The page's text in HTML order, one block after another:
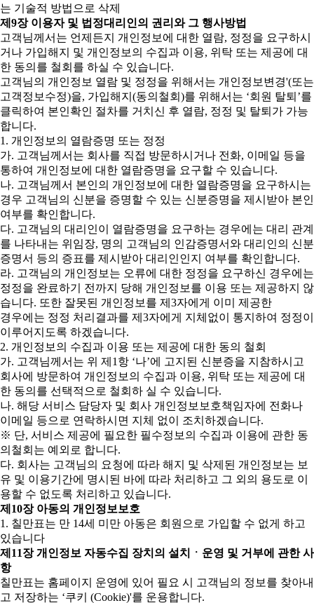
는 기술적 방법으로 삭제
제9장 이용자 및 법정대리인의 권리와 그 행사방법
고객님께서는 언제든지 개인정보에 대한 열람, 정정을 요구하시
거나 가입해지 및 개인정보의 수집과 이용, 위탁 또는 제공에 대
한 동의를 철회를 하실 수 있습니다.
고객님의 개인정보 열람 및 정정을 위해서는 개인정보변경'(또는
고객정보수정)을, 가입해지(동의철회)를 위해서는 ‘회원 탈퇴’를
클릭하여 본인확인 절차를 거치신 후 열람, 정정 및 탈퇴가 가능
합니다.
1. 개인정보의 열람증명 또는 정정
가. 고객님께서는 회사를 직접 방문하시거나 전화, 이메일 등을
통하여 개인정보에 대한 열람증명을 요구할 수 있습니다.
나. 고객님께서 본인의 개인정보에 대한 열람증명을 요구하시는
경우 고객님의 신분을 증명할 수 있는 신분증명을 제시받아 본인
여부를 확인합니다.
다. 고객님의 대리인이 열람증명을 요구하는 경우에는 대리 관계
를 나타내는 위임장, 명의 고객님의 인감증명서와 대리인의 신분
증명서 등의 증표를 제시받아 대리인인지 여부를 확인합니다.
라. 고객님의 개인정보는 오류에 대한 정정을 요구하신 경우에는
정정을 완료하기 전까지 당해 개인정보를 이용 또는 제공하지 않
습니다. 또한 잘못된 개인정보를 제3자에게 이미 제공한
경우에는 정정 처리결과를 제3자에게 지체없이 통지하여 정정이
이루어지도록 하겠습니다.
2. 개인정보의 수집과 이용 또는 제공에 대한 동의 철회
가. 고객님께서는 위 제1항 ‘나’에 고지된 신분증을 지참하시고
회사에 방문하여 개인정보의 수집과 이용, 위탁 또는 제공에 대
한 동의를 선택적으로 철회하 실 수 있습니다.
나. 해당 서비스 담당자 및 회사 개인정보보호책임자에 전화나
이메일 등으로 연락하시면 지체 없이 조치하겠습니다.
※ 단, 서비스 제공에 필요한 필수정보의 수집과 이용에 관한 동
의철회는 예외로 합니다.
다. 회사는 고객님의 요청에 따라 해지 및 삭제된 개인정보는 보
유 및 이용기간에 명시된 바에 따라 처리하고 그 외의 용도로 이
용할 수 없도록 처리하고 있습니다.
제10장 아동의 개인정보보호
1. 칠만표는 만 14세 미만 아동은 회원으로 가입할 수 없게 하고
있습니다
제11장 개인정보 자동수집 장치의 설치ㆍ운영 및 거부에 관한 사
항
칠만표는 홈페이지 운영에 있어 필요 시 고객님의 정보를 찾아내
고 저장하는 ‘쿠키 (Cookie)'를 운용합니다.